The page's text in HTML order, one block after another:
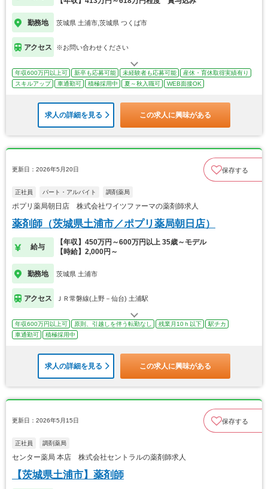
勤務地 茨城県 土浦市,茨城県 つくば市
アクセス ※お問い合わせください
年収600万円以上可 新卒も応募可能 未経験者も応募可能
産休・育休取得実績有り
スキルアップ
車通勤可 積極採用中 夏～秋入職可 WEB面接OK
求人の詳細を見る この求人に興味がある
更新日：2026年5月20日 保存する
正社員 パート・アルバイト 調剤薬局
ポプリ薬局朝日店 株式会社ワイツファーマの薬剤師求人
薬剤師（茨城県土浦市／ポプリ薬局朝日店）
給与
【年収】450万円～600万円以上 35歳～モデル
【時給】2,000円～
勤務地 茨城県 土浦市
アクセス ＪＲ常磐線(上野－仙台) 土浦駅
年収600万円以上可 原則、引越しを伴う転勤なし 残業月10ｈ以下
駅チカ
車通勤可
積極採用中
求人の詳細を見る この求人に興味がある
更新日：2026年5月15日 保存する
正社員 調剤薬局
センター薬局 本店 株式会社セントラルの薬剤師求人
【茨城県土浦市】薬剤師